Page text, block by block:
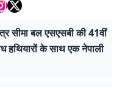
सीमा बल एसएसबी की 41वीं
हथियारों के साथ एक नेपाली